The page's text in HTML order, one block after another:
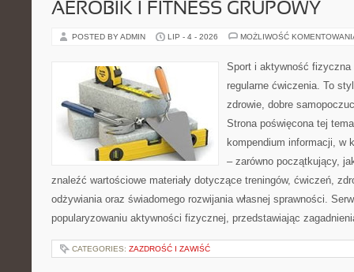
AEROBIK I FITNESS GRUPOWY
POSTED BY ADMIN LIP - 4 - 2026 MOŻLIWOŚĆ
Sport i aktywność
regularne ćwiczenia. To
zdrowie, dobre
Strona poświęcona tej
kompendium informacji, w
– zarówno początkujący,
znaleźć wartościowe materiały dotyczące treningów, ćwiczeń,
odżywiania oraz świadomego rozwijania własnej sprawności.
popularyzowaniu aktywności fizycznej, przedstawiając
CATEGORIES: ZAZDROŚĆ I ZAWIŚĆ